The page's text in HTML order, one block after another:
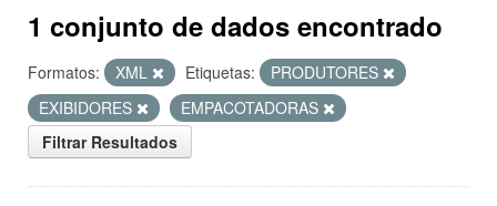
1 conjunto de dados encontrado
Formatos: XML Etiquetas:
PRODUTORES
EXIBIDORES
EMPACOTADORAS
Filtrar Resultados